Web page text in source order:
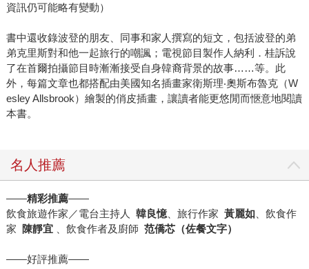
資訊仍可能略有變動）
書中還收錄波登的朋友、同事和家人撰寫的短文，包括波登的弟
弟克里斯對和他一起旅行的嘲諷；電視節目製作人納利．桂訴說
了在首爾拍攝節目時漸漸接受自身韓裔背景的故事……等。此
外，每篇文章也都搭配由美國知名插畫家衛斯理‧奧斯布魯克（W
esley Allsbrook）繪製的俏皮插畫，讓讀者能更悠閒而愜意地閱讀
本書。
名人推薦
——精彩推薦——
飲食旅遊作家／電台主持人 韓良憶、旅行作家 黃麗如 、飲食作
家
陳靜宜 、飲食作者及廚師 范僑芯（佐餐文字）
——好評推薦——